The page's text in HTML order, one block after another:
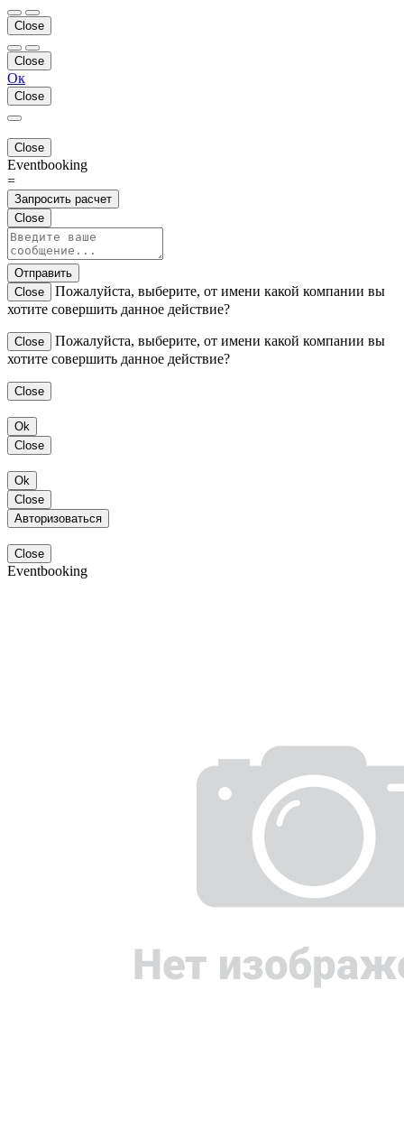
Close
Close
Ок
Close
Close
Eventbooking
=
Запросить расчет
Close
Отправить
Close
Пожалуйста, выберите, от имени какой компании вы
хотите совершить данное действие?
Close
Пожалуйста, выберите, от имени какой компании вы
хотите совершить данное действие?
Close
Ok
Close
Ok
Close
Авторизоваться
Close
Eventbooking